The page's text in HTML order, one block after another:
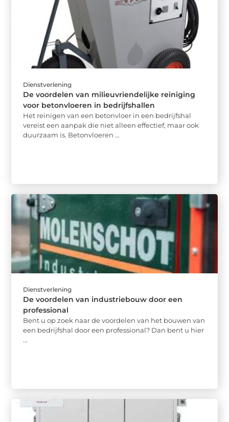
Dienstverlening
De voordelen van milieuvriendelijke reiniging
voor betonvloeren in bedrijfshallen
Het reinigen van een betonvloer in een bedrijfshal
vereist een aanpak die niet alleen effectief, maar ook
duurzaam is. Betonvloeren ...
Dienstverlening
De voordelen van industriebouw door een
professional
Bent u op zoek naar de voordelen van het bouwen van
een bedrijfshal door een professional? Dan bent u hier
...